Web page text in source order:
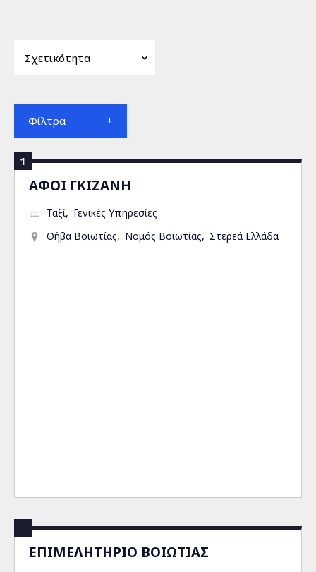
Φίλτρα
1
ΑΦΟΙ ΓΚΙΖΑΝΗ
Ταξί
Γενικές Υπηρεσίες
Θήβα Βοιωτίας
Νομός Βοιωτίας Στερεά Ελλάδα
ΕΠΙΜΕΛΗΤΗΡΙΟ ΒΟΙΩΤΙΑΣ